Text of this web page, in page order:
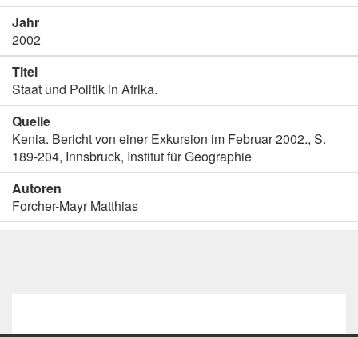
Jahr
2002
Titel
Staat und Politik in Afrika.
Quelle
Kenia. Bericht von einer Exkursion im Februar 2002., S.
189-204, Innsbruck, Institut für Geographie
Autoren
Forcher-Mayr Matthias